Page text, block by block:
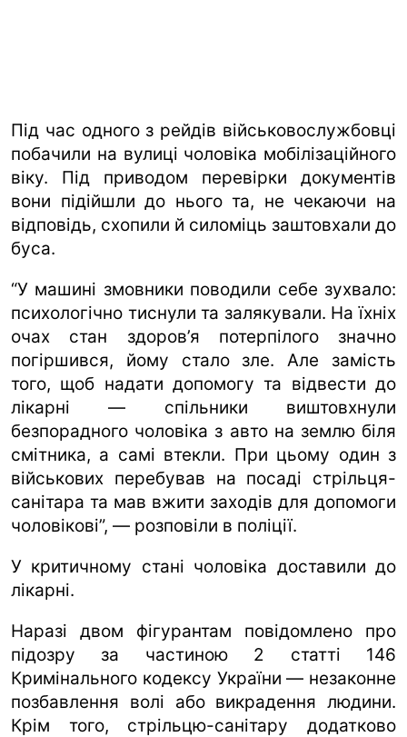
Під час одного з рейдів військовослужбовці
побачили на вулиці чоловіка мобілізаційного
віку. Під приводом перевірки документів
вони підійшли до нього та, не чекаючи на
відповідь, схопили й силоміць заштовхали до
буса.
“У машині змовники поводили себе зухвало:
психологічно тиснули та залякували. На їхніх
очах стан здоров’я потерпілого значно
погіршився, йому стало зле. Але замість
того, щоб надати допомогу та відвести до
лікарні — спільники виштовхнули
безпорадного чоловіка з авто на землю біля
смітника, а самі втекли. При цьому один з
військових перебував на посаді стрільця-
санітара та мав вжити заходів для допомоги
чоловікові”, — розповіли в поліції.
У критичному стані чоловіка доставили до
лікарні.
Наразі двом фігурантам повідомлено про
підозру за частиною 2 статті 146
Кримінального кодексу України — незаконне
позбавлення волі або викрадення людини.
Крім того, стрільцю-санітару додатково